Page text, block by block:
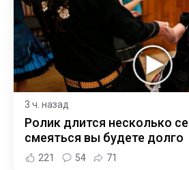
3 ч. назад
Ролик длится несколько
смеяться вы будете долго
221 54 71